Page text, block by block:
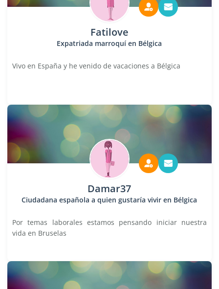
Fatilove
Expatriada marroquí en Bélgica
Vivo en España y he venido de vacaciones a Bélgica
Damar37
Ciudadana española a quien gustaría vivir en Bélgica
Por temas laborales estamos pensando iniciar nuestra
vida en Bruselas